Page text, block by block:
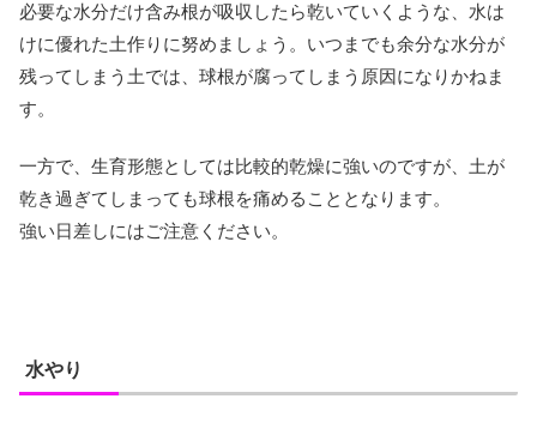
必要な水分だけ含み根が吸収したら乾いていくような、水は
けに優れた土作りに努めましょう。いつまでも余分な水分が
残ってしまう土では、球根が腐ってしまう原因になりかねま
す。
一方で、生育形態としては比較的乾燥に強いのですが、土が
乾き過ぎてしまっても球根を痛めることとなります。
強い日差しにはご注意ください。
水やり